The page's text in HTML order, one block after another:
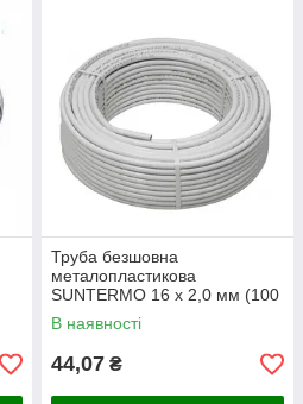
Труба безшовна
металопластикова
SUNTERMO 16 х 2,0 мм (100
м)
В наявності
44,07 ₴